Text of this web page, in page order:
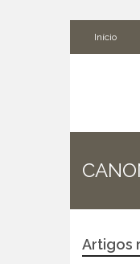
Início
Artigos